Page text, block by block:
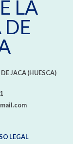
LA
DE
JACA (HUESCA)
LEGAL